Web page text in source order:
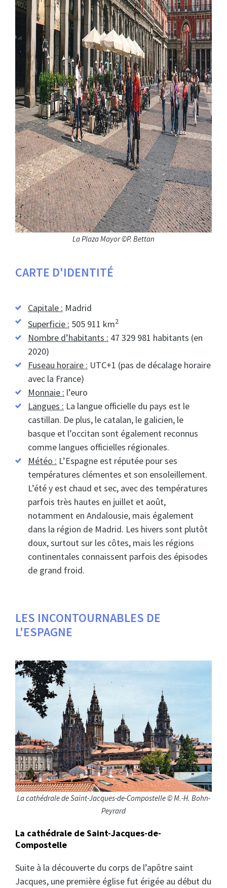
La Plaza Mayor ©P. Bettan
CARTE D'IDENTITÉ
Capitale : Madrid
Superficie : 505 911 km2
Nombre d’habitants : 47 329 981 habitants (en
2020)
Fuseau horaire : UTC+1 (pas de décalage horaire
avec la France)
Monnaie : l’euro
Langues : La langue officielle du pays est le
castillan. De plus, le catalan, le galicien, le
basque et l’occitan sont également reconnus
comme langues officielles régionales.
Météo : L’Espagne est réputée pour ses
températures clémentes et son ensoleillement.
L’été y est chaud et sec, avec des températures
parfois très hautes en juillet et août,
notamment en Andalousie, mais également
dans la région de Madrid. Les hivers sont plutôt
doux, surtout sur les côtes, mais les régions
continentales connaissent parfois des épisodes
de grand froid.
LES INCONTOURNABLES DE
L'ESPAGNE
La cathédrale de Saint-Jacques-de-Compostelle © M.-H. Bohn-
Peyrard
La cathédrale de Saint-Jacques-de-
Compostelle
Suite à la découverte du corps de l’apôtre saint
Jacques, une première église fut érigée au début du